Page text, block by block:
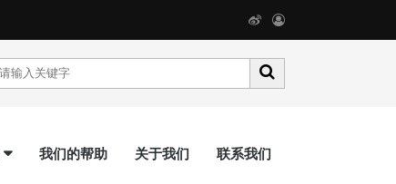
我们的帮助 关于我们 联系我们